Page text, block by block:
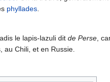
phyllades
le lapis-lazuli dit de Perse ,
au Chili, et en Russie.